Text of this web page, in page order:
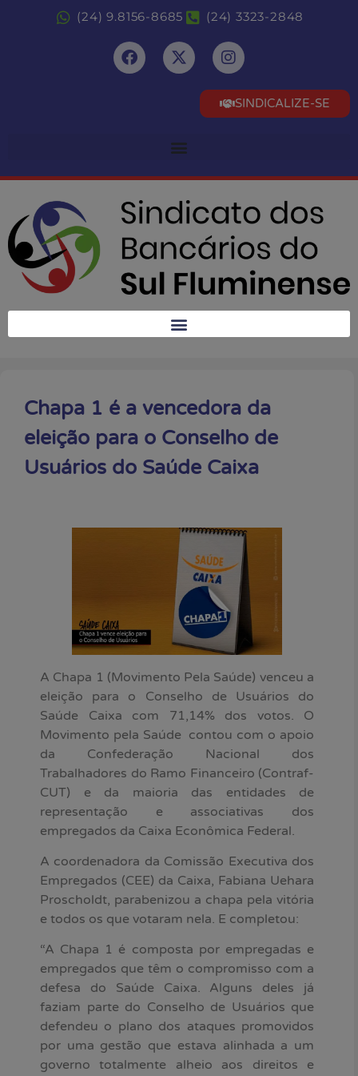
(24) 9.8156-8685 (24) 3323-2848
SINDICALIZE-SE
Chapa 1 é a vencedora da
eleição para o Conselho de
Usuários do Saúde Caixa
A Chapa 1 (Movimento Pela Saúde) venceu a
eleição para o Conselho de Usuários do
Saúde Caixa com 71,14% dos votos. O
Movimento pela Saúde contou com o apoio
da Confederação Nacional dos
Trabalhadores do Ramo Financeiro (Contraf-
CUT) e da maioria das entidades de
representação e associativas dos
empregados da Caixa Econômica Federal.
A coordenadora da Comissão Executiva dos
Empregados (CEE) da Caixa, Fabiana Uehara
Proscholdt, parabenizou a chapa pela vitória
e todos os que votaram nela. E completou:
“A Chapa 1 é composta por empregadas e
empregados que têm o compromisso com a
defesa do Saúde Caixa. Alguns deles já
faziam parte do Conselho de Usuários que
defendeu o plano dos ataques promovidos
por uma gestão que estava alinhada a um
governo totalmente alheio aos direitos e